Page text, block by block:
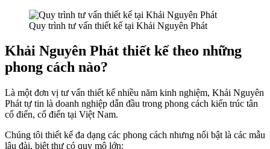
Quy trình tư vấn thiết kế tại Khải Nguyên Phát
Khải Nguyên Phát thiết kế theo những
phong cách nào?
Là một đơn vị tư vấn thiết kế nhiều năm kinh nghiệm, Khải Nguyên
Phát tự tin là doanh nghiệp dẫn đầu trong phong cách kiến trúc tân
cổ điển, cổ điển tại Việt Nam.
Chúng tôi thiết kế đa dạng các phong cách nhưng nổi bật là các mẫu
lâu đài, biệt thự có quy mô lớn: